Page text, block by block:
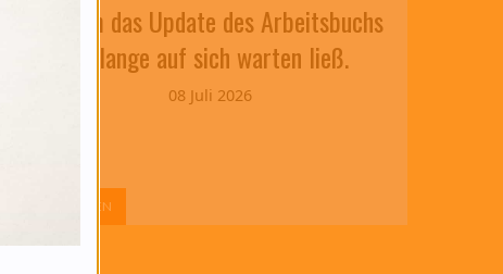
Warum das Update des Arbeitsbuchs
so lange auf sich warten ließ.
08 Juli 2026
WEITERLESEN